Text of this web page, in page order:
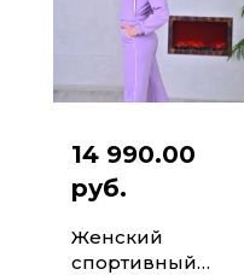
14 990.00
руб.
Женский
спортивный